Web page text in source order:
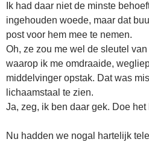
Ik had daar niet de minste
ingehouden woede, maar dat
post voor hem mee te nemen.
Oh, ze zou me wel de sleutel
waarop ik me omdraaide,
middelvinger opstak. Dat was
lichaamstaal te zien.
Ja, zeg, ik ben daar gek. Doe het
Nu hadden we nogal hartelijk